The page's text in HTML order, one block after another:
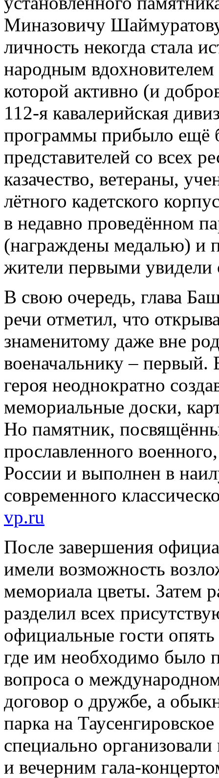
Миназовичу
личность некогда стала
народным вдохновителем
которой активно (и
112-я кавалерийская
программы прибыло ещё
представителей со всех
казачество, ветераны,
лётного кадетского
в недавно проведённом
(награждены медалью) и
жители первыми увидели
В свою очередь, глава
речи отметил, что
знаменитому даже вне
военачальнику – первый.
героя неоднократно
мемориальные доски,
Но памятник,
прославленного
России и выполнен в
современного
vp.ru
После завершения
имели возможность
мемориала цветы. Затем
разделил всех
официальные гости
где им необходимо было
вопроса о
договор о дружбе, а
парка на
специально
и вечерним гала-